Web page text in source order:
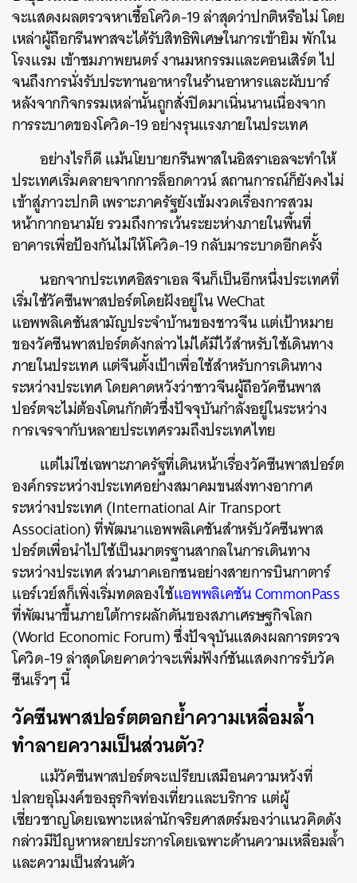
จะแสดงผลตรวจหาเชื้อโควิด-19 ล่าสุดว่าปกติหรือไม่ โดย
เหล่าผู้ถือกรีนพาสจะได้รับสิทธิพิเศษในการเข้ายิม พักใน
โรงแรม เข้าชมภาพยนตร์ งานมหกรรมและคอนเสิร์ต ไป
จนถึงการนั่งรับประทานอาหารในร้านอาหารและผับบาร์
หลังจากกิจกรรมเหล่านั้นถูกสั่งปิดมาเนิ่นนานเนื่องจาก
การระบาดของโควิด-19 อย่างรุนแรงภายในประเทศ
อย่างไรก็ดี แม้นโยบายกรีนพาสในอิสราเอลจะทำให้
ประเทศเริ่มคลายจากการล็อกดาวน์ สถานการณ์ก็ยังคงไม่
เข้าสู่ภาวะปกติ เพราะภาครัฐยังเข้มงวดเรื่องการสวม
หน้ากากอนามัย รวมถึงการเว้นระยะห่างภายในพื้นที่
อาคารเพื่อป้องกันไม่ให้โควิด-19 กลับมาระบาดอีกครั้ง
นอกจากประเทศอิสราเอล จีนก็เป็นอีกหนึ่งประเทศที่
เริ่มใช้วัคซีนพาสปอร์ตโดยฝังอยู่ใน WeChat
แอพพลิเคชันสามัญประจำบ้านของชาวจีน แต่เป้าหมาย
ของวัคซีนพาสปอร์ตดังกล่าวไม่ได้มีไว้สำหรับใช้เดินทาง
ภายในประเทศ แต่จีนตั้งเป้าเพื่อใช้สำหรับการเดินทาง
ระหว่างประเทศ โดยคาดหวังว่าชาวจีนผู้ถือวัคซีนพาส
ปอร์ตจะไม่ต้องโดนกักตัวซึ่งปัจจุบันกำลังอยู่ในระหว่าง
การเจรจากับหลายประเทศรวมถึงประเทศไทย
แต่ไม่ใช่เฉพาะภาครัฐที่เดินหน้าเรื่องวัคซีนพาสปอร์ต
องค์กรระหว่างประเทศอย่างสมาคมขนส่งทางอากาศ
ระหว่างประเทศ (International Air Transport
Association) ที่พัฒนาแอพพลิเคชันสำหรับวัคซีนพาส
ปอร์ตเพื่อนำไปใช้เป็นมาตรฐานสากลในการเดินทาง
ระหว่างประเทศ ส่วนภาคเอกชนอย่างสายการบินกาตาร์
แอร์เวย์สก็เพิ่งเริ่มทดลองใช้แอพพลิเคชัน CommonPass
ที่พัฒนาขึ้นภายใต้การผลักดันของสภาเศรษฐกิจโลก
(World Economic Forum) ซึ่งปัจจุบันแสดงผลการตรวจ
โควิด-19 ล่าสุดโดยคาดว่าจะเพิ่มฟังก์ชันแสดงการรับวัค
ซีนเร็วๆ นี้
วัคซีนพาสปอร์ตตอกย้ำความเหลื่อมล้ำ
ทำลายความเป็นส่วนตัว?
แม้วัคซีนพาสปอร์ตจะเปรียบเสมือนความหวังที่
ปลายอุโมงค์ของธุรกิจท่องเที่ยวและบริการ แต่ผู้
เชี่ยวชาญโดยเฉพาะเหล่านักจริยศาสตร์มองว่าแนวคิดดัง
กล่าวมีปัญหาหลายประการโดยเฉพาะด้านความเหลื่อมล้ำ
และความเป็นส่วนตัว